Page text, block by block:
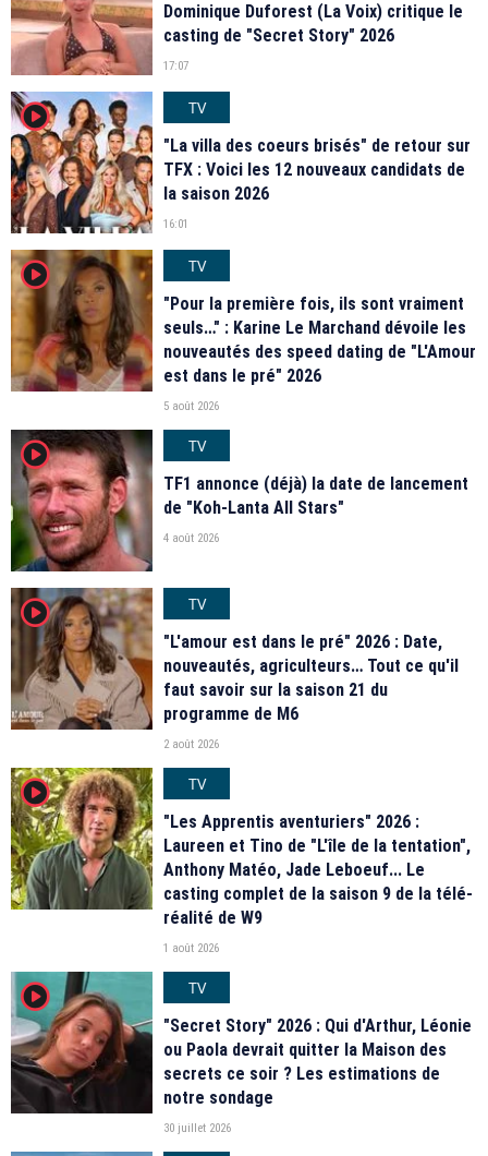
Dominique Duforest (La Voix) critique le
casting de "Secret Story" 2026
17:07
player2
TV
"La villa des coeurs brisés" de retour sur
TFX : Voici les 12 nouveaux candidats de
la saison 2026
16:01
player2
TV
"Pour la première fois, ils sont vraiment
seuls…" : Karine Le Marchand dévoile les
nouveautés des speed dating de "L'Amour
est dans le pré" 2026
5 août 2026
player2
TV
TF1 annonce (déjà) la date de lancement
de "Koh-Lanta All Stars"
4 août 2026
player2
TV
"L'amour est dans le pré" 2026 : Date,
nouveautés, agriculteurs… Tout ce qu'il
faut savoir sur la saison 21 du
programme de M6
2 août 2026
player2
TV
"Les Apprentis aventuriers" 2026 :
Laureen et Tino de "L'île de la tentation",
Anthony Matéo, Jade Leboeuf... Le
casting complet de la saison 9 de la télé-
réalité de W9
1 août 2026
player2
TV
"Secret Story" 2026 : Qui d'Arthur, Léonie
ou Paola devrait quitter la Maison des
secrets ce soir ? Les estimations de
notre sondage
30 juillet 2026